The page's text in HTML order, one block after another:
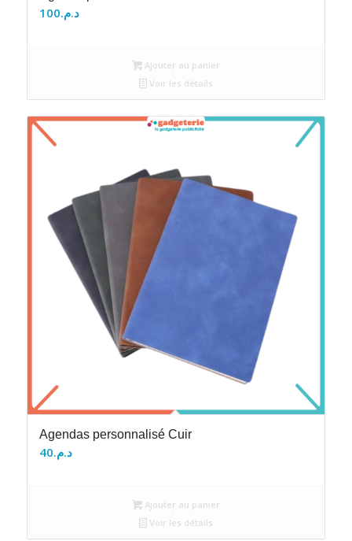
د.م.100
Ajouter au panier
Voir les détails
Agendas personnalisé Cuir
د.م.40
Ajouter au panier
Voir les détails